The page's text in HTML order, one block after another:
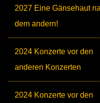
2027 Eine Gänsehaut
dem andern!
2024 Konzerte vor den
anderen Konzerten
2024 Konzerte vor den